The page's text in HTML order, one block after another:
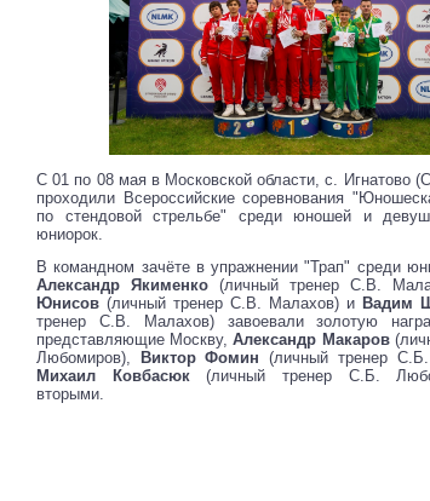
С 01 по 08 мая в Московской области, с. Игнатово
проходили Всероссийские соревнования
по стендовой стрельбе" среди юношей и
юниорок.
В командном зачёте в упражнении "Трап" среди
Александр Якименко (личный тренер С.В.
Юнисов (личный тренер С.В. Малахов) и Вадим
тренер С.В. Малахов) завоевали золотую
представляющие Москву,Александр Макаров
Любомиров),
Виктор Фомин (личный тренер
Михаил Ковбасюк(личный тренер С.Б.
вторыми.